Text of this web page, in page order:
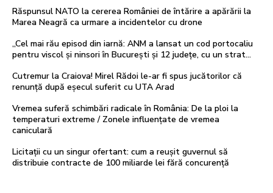
Răspunsul NATO la cererea României de întărire a apărării la
Marea Neagră ca urmare a incidentelor cu drone
„Cel mai rău episod din iarnă: ANM a lansat un cod portocaliu
pentru viscol și ninsori în București și 12 județe, cu un strat...
Cutremur la Craiova! Mirel Rădoi le-ar fi spus jucătorilor că
renunță după eșecul suferit cu UTA Arad
Vremea suferă schimbări radicale în România: De la ploi la
temperaturi extreme / Zonele influențate de vremea
caniculară
Licitații cu un singur ofertant: cum a reușit guvernul să
distribuie contracte de 100 miliarde lei fără concurență